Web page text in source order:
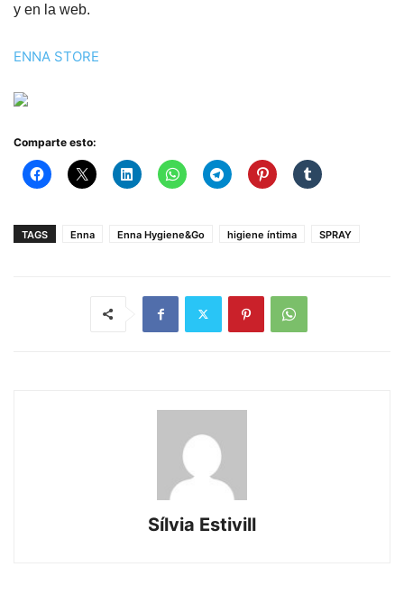
y en la web.
ENNA STORE
Comparte esto:
TAGS Enna Enna Hygiene&Go higiene íntima SPRAY
Sílvia Estivill